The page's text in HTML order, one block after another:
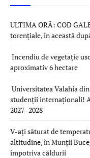
ULTIMA ORĂ: COD
torențiale, în această
Incendiu de vegetație
aproximativ 6 hectare
Universitatea Valahia
studenții internaționali!
2027–2028
V-ați săturat de
altitudine, în Munții
împotriva căldurii